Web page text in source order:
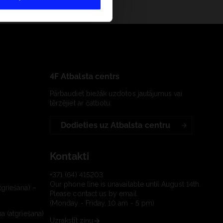
–
(atgriešana)
4F Atbalsta centrs
Pārbaudiet biežāk uzdotos jautājumus vai
tērzējiet ar čatbotu:
Dodieties uz Atbalsta centru
Kontakti
+371 (64) 415203
Our phone line is unavailable until August 14th.
Please contact us by email.
(Monday - Friday, 10 am - 5 pm)
Uzrakstīt ziņu